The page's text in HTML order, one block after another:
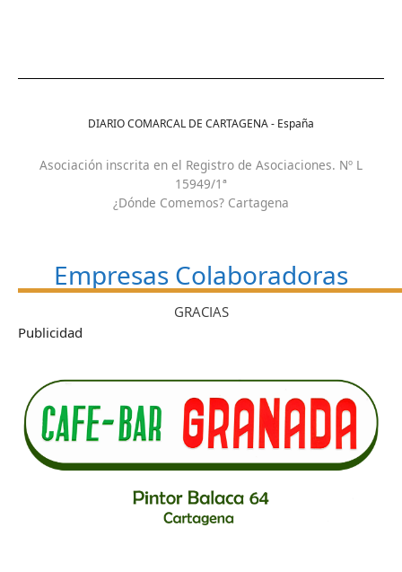
DIARIO COMARCAL DE CARTAGENA - España
Asociación inscrita en el Registro de Asociaciones. Nº L
15949/1ª
¿Dónde Comemos? Cartagena
Empresas Colaboradoras
GRACIAS
Publicidad